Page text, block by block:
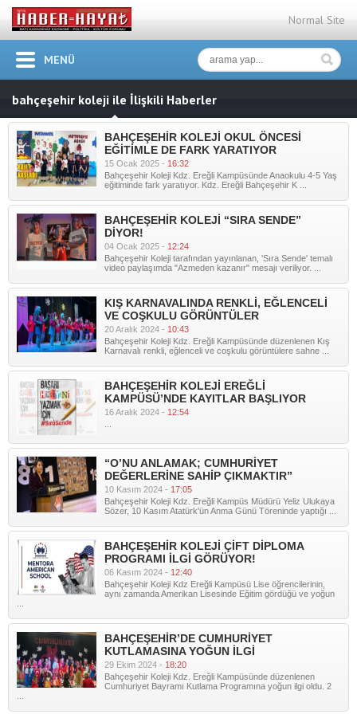
Normal Site
MENÜ
bahçeşehir koleji ile İlişkili Haberler
BAHÇEŞEHİR KOLEJİ OKUL ÖNCESİ
EĞİTİMLE DE FARK YARATIYOR
15 Ocak 2025 - 16:32
Bahçeşehir Koleji Kdz. Ereğli Kampüsünde Anaokulu 4-5 Yaş
eğitiminde fark yaratıyor. Kdz. Ereğli Bahçeşehir K ...
BAHÇEŞEHİR KOLEJİ “SIRA SENDE”
DİYOR!
04 Ocak 2025 - 12:24
Bahçeşehir Koleji tarafından yayınlanan, 'Sıra Sende' temalı
video paylaşımda "Azmeden kazanır" mesajı veriliyor. ...
KIŞ KARNAVALINDA RENKLİ, EĞLENCELİ
VE COŞKULU GÖRÜNTÜLER
20 Aralık 2024 - 10:43
Bahçeşehir Koleji Kdz. Ereğli Kampüsünde düzenlenen Kış
Karnavalı renkli, eğlenceli ve coşkulu görüntülere sahne ...
BAHÇEŞEHİR KOLEJİ EREĞLİ
KAMPÜSÜ’NDE KAYITLAR BAŞLIYOR
16 Aralık 2024 - 12:54
“O’NU ANLAMAK; CUMHURİYET
DEĞERLERİNE SAHİP ÇIKMAKTIR”
10 Kasım 2024 - 17:05
Bahçeşehir Koleji Kdz. Ereğli Kampüs Müdürü Yeliz Ulukaya
Sözer, 10 Kasım Atatürk'ün Anma Günü Töreninde yaptığı ...
BAHÇEŞEHİR KOLEJİ ÇİFT DİPLOMA
PROGRAMI İLGİ GÖRÜYOR!
06 Kasım 2024 - 12:40
Bahçeşehir Koleji Kdz Ereğli Kampüsü Lise öğrencilerinin,
aynı zamanda Amerikan Lisesinde Eğitim gördüğü ve yoğun
BAHÇEŞEHİR’DE CUMHURİYET
KUTLAMASINA YOĞUN İLGİ
29 Ekim 2024 - 18:20
Bahçeşehir Koleji Kdz. Ereğli Kampüsünde düzenlenen
Cumhuriyet Bayramı Kutlama Programına yoğun ilgi oldu. 2